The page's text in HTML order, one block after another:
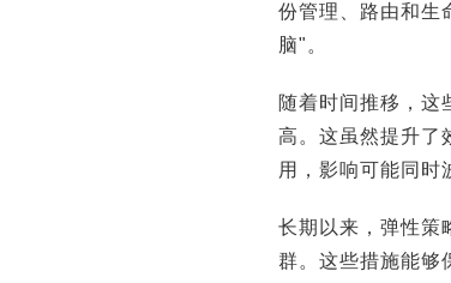
份管理、路由和生
脑"。
随着时间推移，这
高。这虽然提升了
用，影响可能同时
长期以来，弹性策
群。这些措施能够